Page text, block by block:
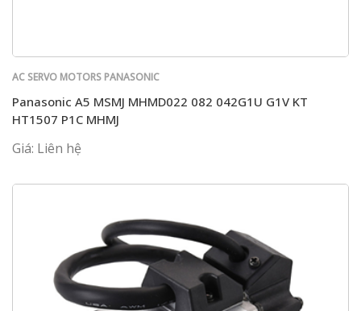
AC SERVO MOTORS PANASONIC
Panasonic A5 MSMJ MHMD022 082 042G1U G1V KT
HT1507 P1C MHMJ
Giá: Liên hệ